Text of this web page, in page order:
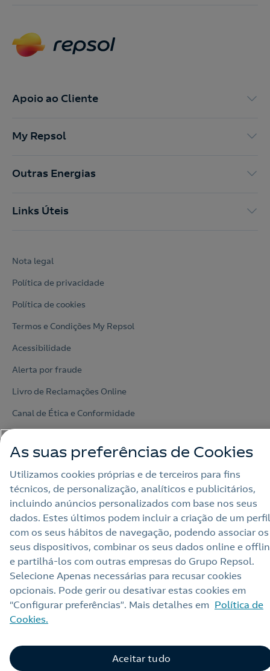
Apoio ao Cliente
My Repsol
Outras Energias
Links Úteis
Nota legal
Política de privacidade
Política de cookies
Termos e Condições My Repsol
Acessibilidade
Alerta por fraude
Livro de Reclamações Online
Canal de Ética e Conformidade
As suas preferências de Cookies
Utilizamos cookies próprias e de terceiros para fins
técnicos, de personalização, analíticos e publicitários,
incluindo anúncios personalizados com base nos seus
dados. Estes últimos podem incluir a criação de um perfil
com os seus hábitos de navegação, podendo associar os
seus dispositivos, combinar os seus dados online e
e partilhá‑los com outras empresas do Grupo Repsol.
Selecione Apenas necessárias para recusar cookies
opcionais. Pode gerir ou desativar estas cookies em
“Configurar preferências”. Mais detalhes em Política de
Cookies.
Aceitar tudo